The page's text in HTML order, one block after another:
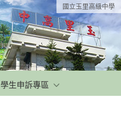
國立玉里高級中學
學生申訴專區